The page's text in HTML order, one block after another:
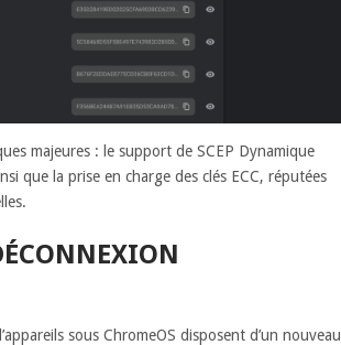
majeures : le support de SCEP Dynamique
que la prise en charge des clés ECC, réputées
sous ChromeOS disposent d’un nouveau